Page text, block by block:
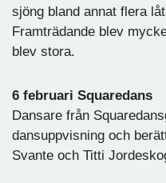
sjöng bland annat flera
Framträdande blev
blev stora.
6 februari Squaredans
Dansare från
dansuppvisning och
Svante och Titti